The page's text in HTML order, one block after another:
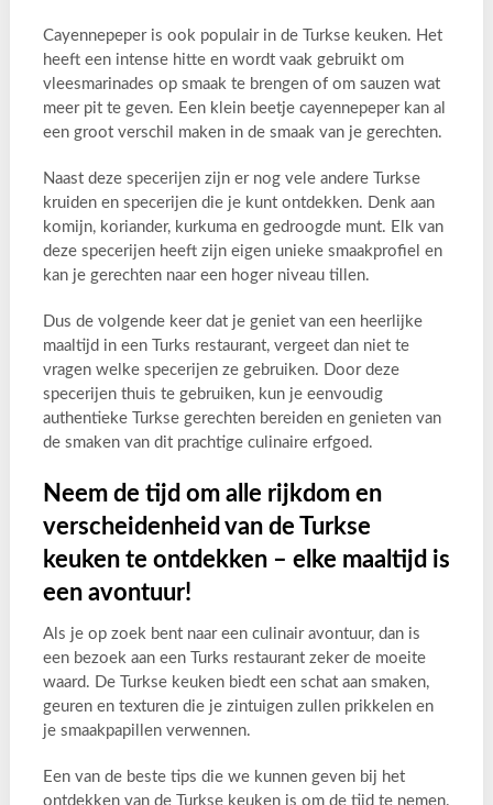
Cayennepeper is ook populair in de Turkse keuken. Het
heeft een intense hitte en wordt vaak gebruikt om
vleesmarinades op smaak te brengen of om sauzen wat
meer pit te geven. Een klein beetje cayennepeper kan al
een groot verschil maken in de smaak van je gerechten.
Naast deze specerijen zijn er nog vele andere Turkse
kruiden en specerijen die je kunt ontdekken. Denk aan
komijn, koriander, kurkuma en gedroogde munt. Elk van
deze specerijen heeft zijn eigen unieke smaakprofiel en
kan je gerechten naar een hoger niveau tillen.
Dus de volgende keer dat je geniet van een heerlijke
maaltijd in een Turks restaurant, vergeet dan niet te
vragen welke specerijen ze gebruiken. Door deze
specerijen thuis te gebruiken, kun je eenvoudig
authentieke Turkse gerechten bereiden en genieten van
de smaken van dit prachtige culinaire erfgoed.
Neem de tijd om alle rijkdom en
verscheidenheid van de Turkse
keuken te ontdekken – elke maaltijd is
een avontuur!
Als je op zoek bent naar een culinair avontuur, dan is
een bezoek aan een Turks restaurant zeker de moeite
waard. De Turkse keuken biedt een schat aan smaken,
geuren en texturen die je zintuigen zullen prikkelen en
je smaakpapillen verwennen.
Een van de beste tips die we kunnen geven bij het
ontdekken van de Turkse keuken is om de tijd te nemen.